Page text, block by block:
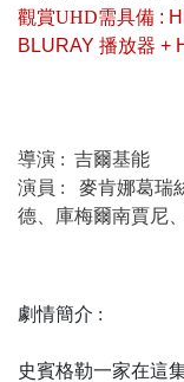
觀賞UHD需具備 :
BLURAY 播放器 +
導演 : 吉爾基能
演員 : 麥肯娜葛瑞
德、庫梅爾南賈尼
劇情簡介 :
史賓格勒一家在這